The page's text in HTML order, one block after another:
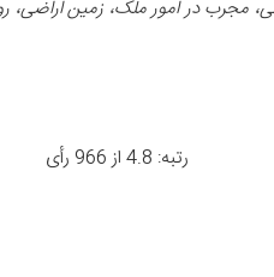
مجرب در امور ملک، زمین اراضی،
رتبه: 4.8 از 966 رأی